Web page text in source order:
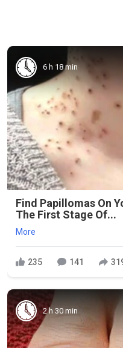
6 h 18 min
Find Papillomas On
The First Stage Of...
More
235 141
2 h 30 min